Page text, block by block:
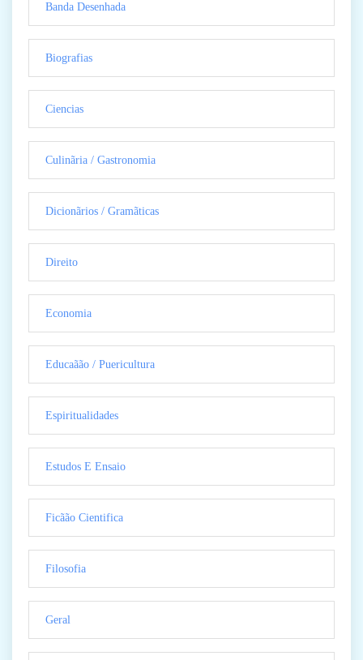
Banda Desenhada
Biografias
Ciencias
Culinãria / Gastronomia
Dicionãrios / Gramãticas
Direito
Economia
Educaãão / Puericultura
Espiritualidades
Estudos E Ensaio
Ficãão Cientifica
Filosofia
Geral